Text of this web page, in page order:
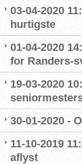
03-04-2020
hurtigste
01-04-2020
for Randers-
19-03-2020
30-01-2020 -
11-10-2019
aflyst